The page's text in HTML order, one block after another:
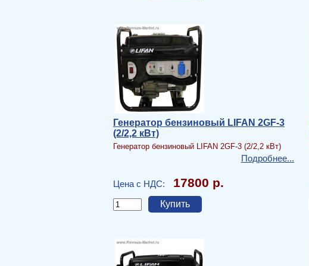
Генератор бензиновый LIFAN 2GF-3
(2/2,2 кВт)
Генератор бензиновый LIFAN 2GF-3 (2/2,2 кВт)
Подробнее...
Цена с НДС: 17800 р.